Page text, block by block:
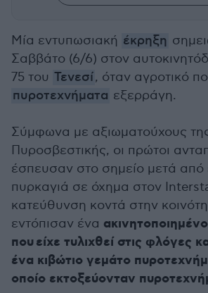
Μία εντυπωσιακή έκρηξη
Σαββάτο (6/6) στον
75 του Τενεσί, όταν αγροτικό
πυροτεχνήματα εξερράγη.
Σύμφωνα με αξιωματούχους
Πυροσβεστικής, οι πρώτοι
έσπευσαν στο σημείο μετά από
πυρκαγιά σε όχημα στον
κατεύθυνση κοντά στην
εντόπισαν ένα
που είχε τυλιχθεί στις φλόγες
ένα κιβώτιο γεμάτο
οποίο εκτοξεύονταν